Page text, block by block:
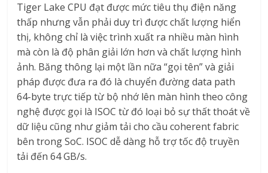
Tiger Lake CPU đạt được mức tiêu thụ điện năng
thấp nhưng vẫn phải duy trì được chất lượng hiển
thị, không chỉ là việc trình xuất ra nhiều màn hình
mà còn là độ phân giải lớn hơn và chất lượng hình
ảnh. Băng thông lại một lần nữa “gọi tên” và giải
pháp được đưa ra đó là chuyển đường data path
64-byte trực tiếp từ bộ nhớ lên màn hình theo công
nghệ được gọi là ISOC từ đó loại bỏ sự thất thoát về
dữ liệu cũng như giảm tải cho cầu coherent fabric
bên trong SoC. ISOC dễ dàng hỗ trợ tốc độ truyền
tải đến 64 GB/s.